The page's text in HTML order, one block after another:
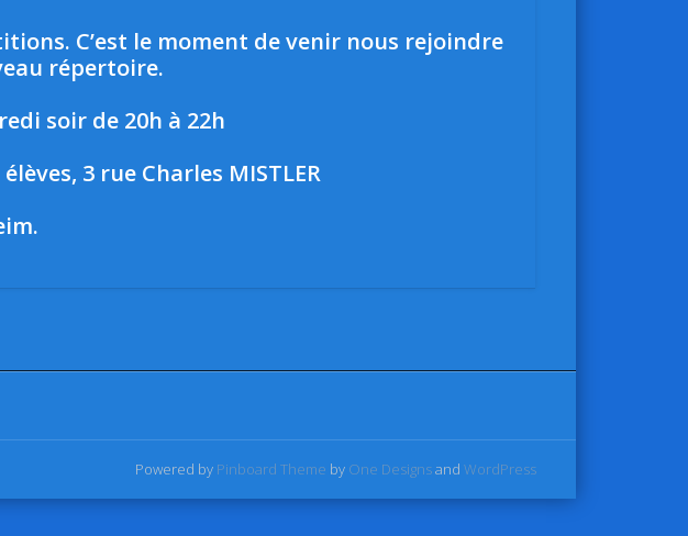
C’est le moment de venir nous rejoindre
répertoire.
soir de 20h à 22h
3 rue Charles MISTLER
Powered by Pinboard Theme by One Designsand WordPress